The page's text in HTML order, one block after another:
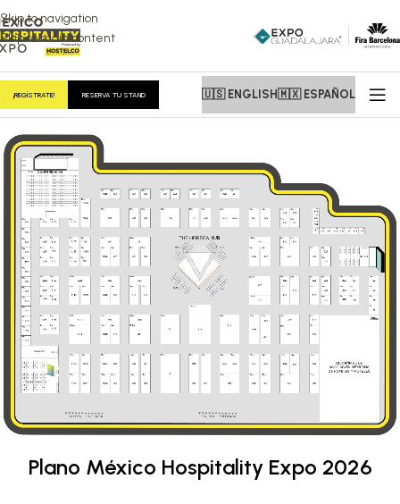
Skip to navigation
Skip to main content
¡REGÍSTRATE! RESERVA TU STAND 🇺🇸 ENGLISH🇲🇽 ESPAÑOL
Plano México Hospitality Expo 2026